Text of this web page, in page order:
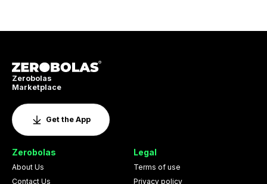
Zerobolas
Marketplace
Get the App
Zerobolas
About Us
Contact Us
Legal
Terms of use
Privacy policy